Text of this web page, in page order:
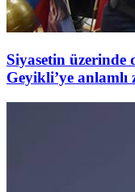
Siyasetin üzerinde
Geyikli’ye anlamlı